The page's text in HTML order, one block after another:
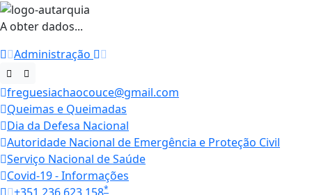
A obter dados...
Administração
freguesiachaocouce@gmail.com
Queimas e Queimadas
Dia da Defesa Nacional
Autoridade Nacional de Emergência e Proteção Civil
Serviço Nacional de Saúde
Covid-19 - Informações
*